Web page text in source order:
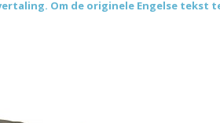
Om de originele Engelse tekst